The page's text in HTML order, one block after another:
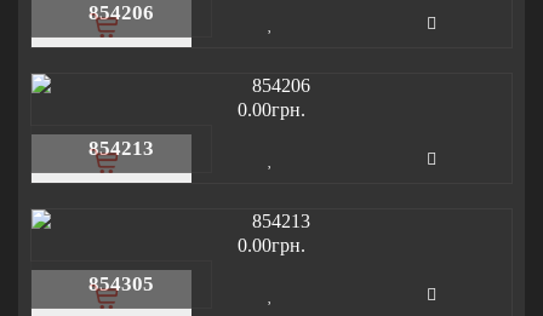
854206
0.00грн.
854213
0.00грн.
854305